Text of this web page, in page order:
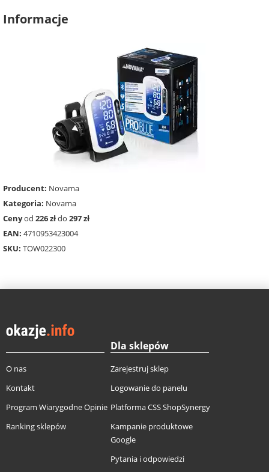
Informacje
Producent: Novama
Kategoria: Novama
Cenyod 226 złdo 297 zł
EAN: 4710953423004
SKU: TOW022300
O nas
Kontakt
Program Wiarygodne Opinie
Ranking sklepów
Dla sklepów
Zarejestruj sklep
Logowanie do panelu
Platforma CSS ShopSynergy
Kampanie produktowe
Google
Pytania i odpowiedzi